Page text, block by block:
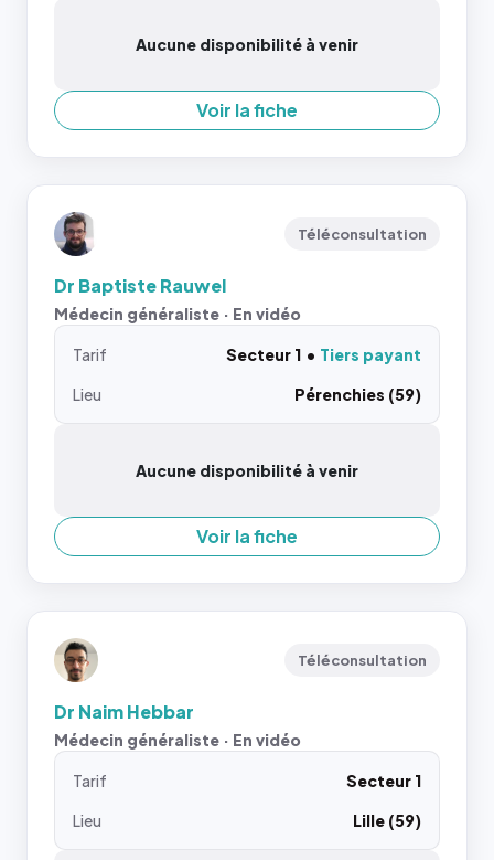
Aucune disponibilité à venir
Voir la fiche
Téléconsultation
Dr Baptiste Rauwel
Médecin généraliste · En vidéo
Tarif Secteur 1
Tiers payant
Lieu
Pérenchies (59)
Aucune disponibilité à venir
Voir la fiche
Téléconsultation
Dr Naim Hebbar
Médecin généraliste · En vidéo
Tarif
Secteur 1
Lieu
Lille (59)